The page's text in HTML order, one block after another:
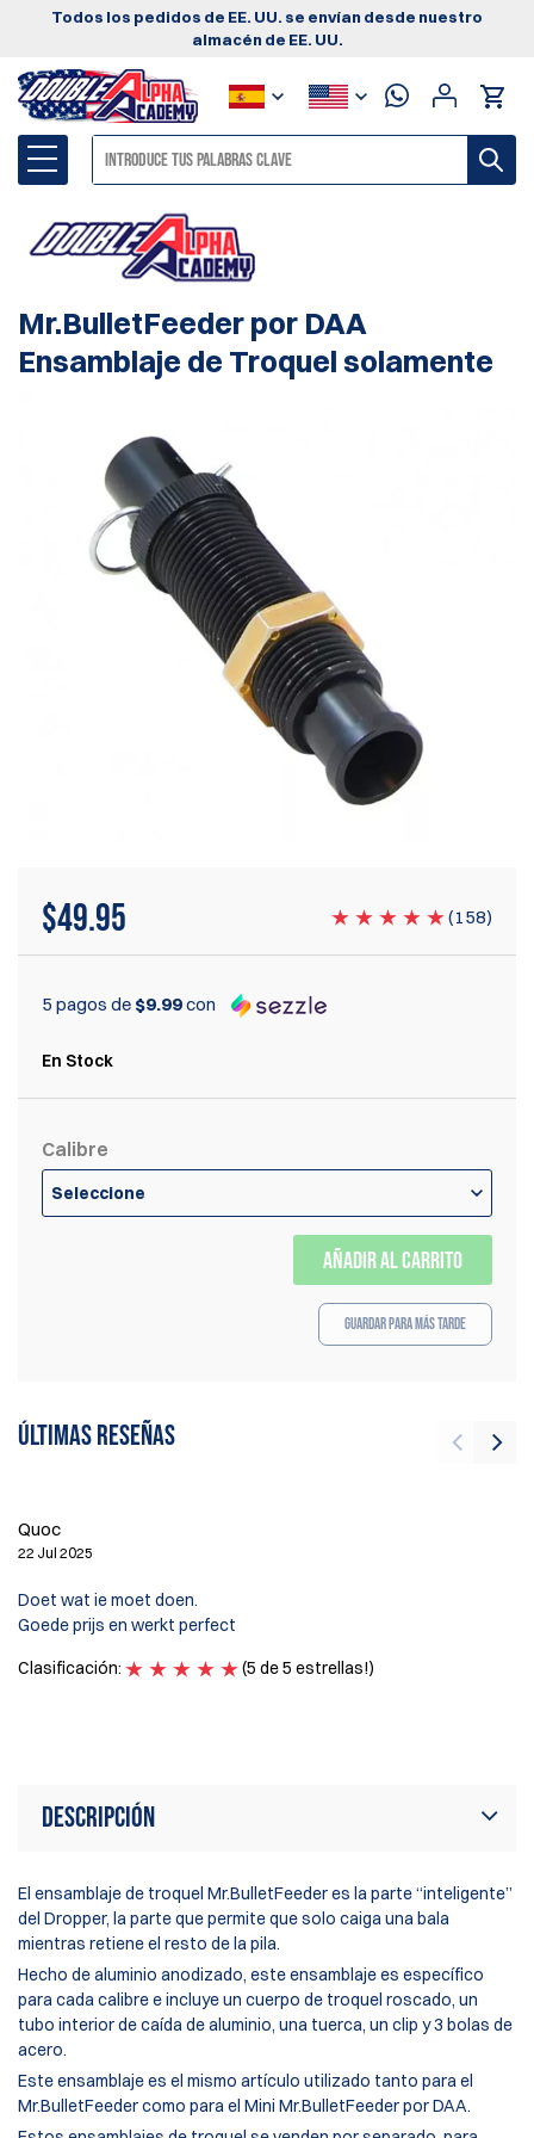
Todos los pedidos de EE. UU. se envían desde nuestro
almacén de EE. UU.
Mr.BulletFeeder por DAA
Ensamblaje de Troquel solamente
$49.95 (158)
5 pagos de $9.99con
En Stock
Calibre
Seleccione
AÑADIR AL CARRITO
Guardar para más tarde
Últimas reseñas
Quoc
22 Jul 2025
Doet wat ie moet doen.
Goede prijs en werkt perfect
Clasificación:
(5 de 5 estrellas!)
Descripción
El ensamblaje de troquel Mr.BulletFeeder es la parte “inteligente”
del Dropper, la parte que permite que solo caiga una bala
mientras retiene el resto de la pila.
Hecho de aluminio anodizado, este ensamblaje es específico
para cada calibre e incluye un cuerpo de troquel roscado, un
tubo interior de caída de aluminio, una tuerca, un clip y 3 bolas de
acero.
Este ensamblaje es el mismo artículo utilizado tanto para el
Mr.BulletFeedercomo para el Mini Mr.BulletFeederpor DAA.